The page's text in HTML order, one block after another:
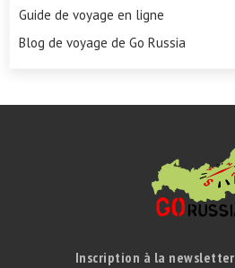
Guide de voyage en ligne
Blog de voyage de Go Russia
Inscription à la newsletter